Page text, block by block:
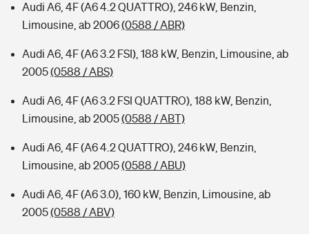
Audi A6, 4F (A6 4.2 QUATTRO), 246 kW, Benzin,
Limousine, ab 2006(0588 / ABR)
Audi A6, 4F (A6 3.2 FSI), 188 kW, Benzin, Limousine, ab
2005(0588 / ABS)
Audi A6, 4F (A6 3.2 FSI QUATTRO), 188 kW, Benzin,
Limousine, ab 2005(0588 / ABT)
Audi A6, 4F (A6 4.2 QUATTRO), 246 kW, Benzin,
Limousine, ab 2005(0588 / ABU)
Audi A6, 4F (A6 3.0), 160 kW, Benzin, Limousine, ab
2005(0588 / ABV)